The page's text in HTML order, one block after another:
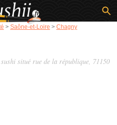
> Saône-et-Loire > Chagny
situé rue de la république, 71150